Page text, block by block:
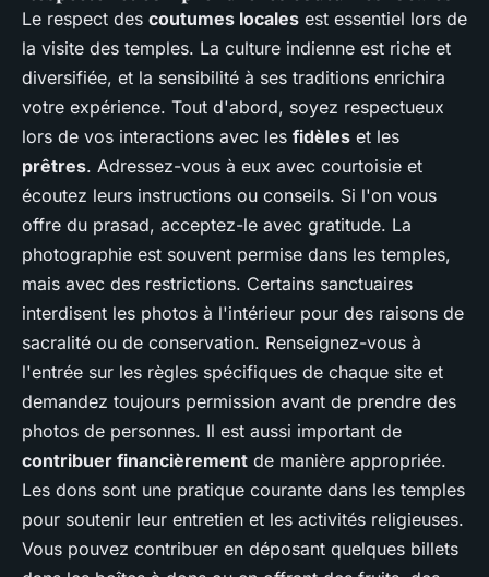
Le respect des coutumes locales est essentiel lors de
la visite des temples. La culture indienne est riche et
diversifiée, et la sensibilité à ses traditions enrichira
votre expérience. Tout d'abord, soyez respectueux
lors de vos interactions avec les fidèles et les
prêtres. Adressez-vous à eux avec courtoisie et
écoutez leurs instructions ou conseils. Si l'on vous
offre du prasad, acceptez-le avec gratitude. La
photographie est souvent permise dans les temples,
mais avec des restrictions. Certains sanctuaires
interdisent les photos à l'intérieur pour des raisons de
sacralité ou de conservation. Renseignez-vous à
l'entrée sur les règles spécifiques de chaque site et
demandez toujours permission avant de prendre des
photos de personnes. Il est aussi important de
contribuer financièrement de manière appropriée.
Les dons sont une pratique courante dans les temples
pour soutenir leur entretien et les activités religieuses.
Vous pouvez contribuer en déposant quelques billets